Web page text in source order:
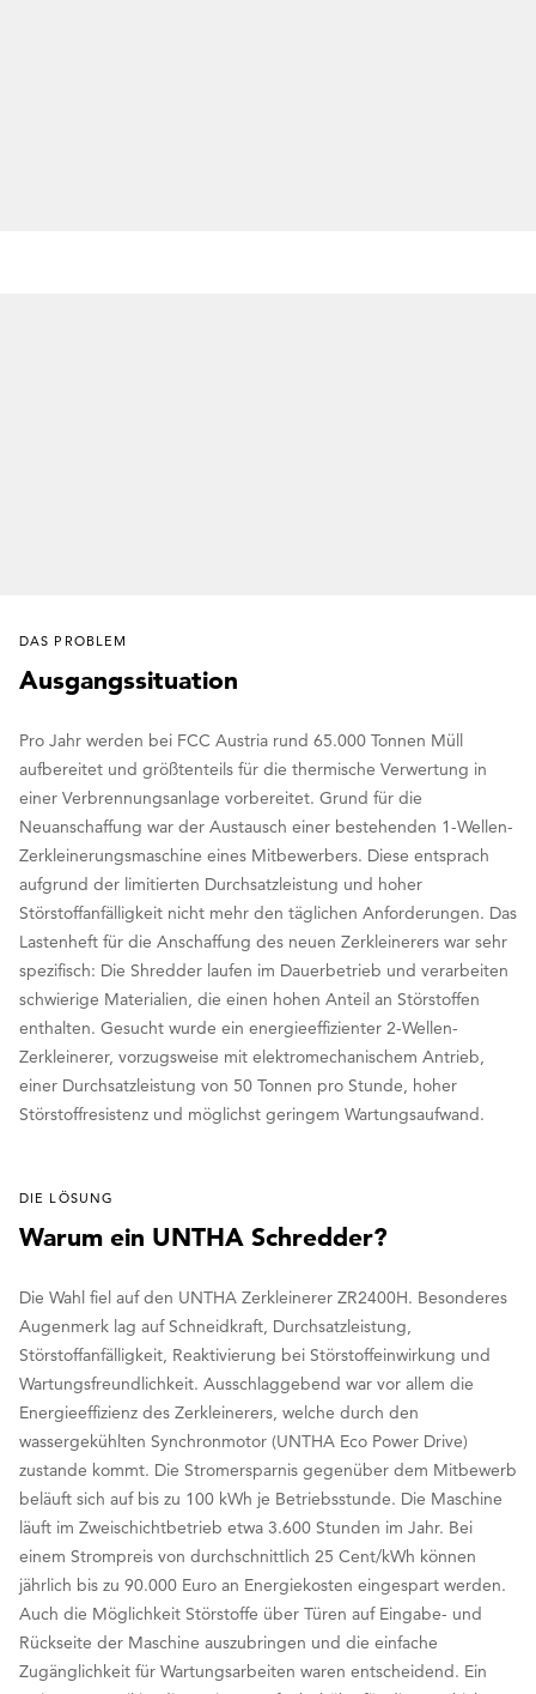
DAS PROBLEM
Ausgangssituation
Pro Jahr werden bei FCC Austria rund 65.000 Tonnen Müll
aufbereitet und größtenteils für die thermische Verwertung in
einer Verbrennungsanlage vorbereitet. Grund für die
Neuanschaffung war der Austausch einer bestehenden 1-Wellen-
Zerkleinerungsmaschine eines Mitbewerbers. Diese entsprach
aufgrund der limitierten Durchsatzleistung und hoher
Störstoffanfälligkeit nicht mehr den täglichen Anforderungen. Das
Lastenheft für die Anschaffung des neuen Zerkleinerers war sehr
spezifisch: Die Shredder laufen im Dauerbetrieb und verarbeiten
schwierige Materialien, die einen hohen Anteil an Störstoffen
enthalten. Gesucht wurde ein energieeffizienter 2-Wellen-
Zerkleinerer, vorzugsweise mit elektromechanischem Antrieb,
einer Durchsatzleistung von 50 Tonnen pro Stunde, hoher
Störstoffresistenz und möglichst geringem Wartungsaufwand.
DIE LÖSUNG
Warum ein UNTHA Schredder?
Die Wahl fiel auf den UNTHA Zerkleinerer ZR2400H. Besonderes
Augenmerk lag auf Schneidkraft, Durchsatzleistung,
Störstoffanfälligkeit, Reaktivierung bei Störstoffeinwirkung und
Wartungsfreundlichkeit. Ausschlaggebend war vor allem die
Energieeffizienz des Zerkleinerers, welche durch den
wassergekühlten Synchronmotor (UNTHA Eco Power Drive)
zustande kommt. Die Stromersparnis gegenüber dem Mitbewerb
beläuft sich auf bis zu 100 kWh je Betriebsstunde. Die Maschine
läuft im Zweischichtbetrieb etwa 3.600 Stunden im Jahr. Bei
einem Strompreis von durchschnittlich 25 Cent/kWh können
jährlich bis zu 90.000 Euro an Energiekosten eingespart werden.
Auch die Möglichkeit Störstoffe über Türen auf Eingabe- und
Rückseite der Maschine auszubringen und die einfache
Zugänglichkeit für Wartungsarbeiten waren entscheidend. Ein